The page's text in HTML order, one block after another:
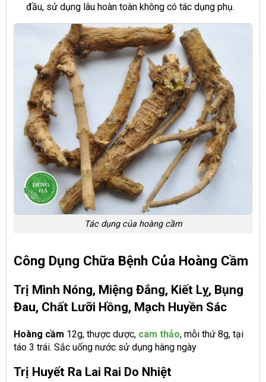
đầu, sử dụng lâu hoàn toàn không có tác dụng phụ.
Tác dụng của hoàng cầm
Công Dụng Chữa Bệnh Của Hoàng Cầm
Trị Mình Nóng, Miệng Đắng, Kiết Lỵ, Bụng
Đau, Chất Lưỡi Hồng, Mạch Huyền Sác
Hoàng cầm 12g, thược dược, cam thảo, mỗi thứ 8g, tại
táo 3 trái. Sắc uống nước sử dụng hàng ngày
Trị Huyết Ra Lai Rai Do Nhiệt